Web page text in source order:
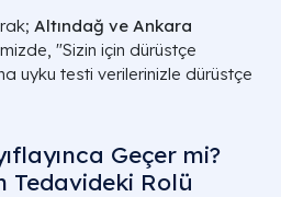
Altındağ ve Ankara
"Sizin için dürüstçe
uyku testi verilerinizle dürüstçe
Geçer mi?
Tedavideki Rolü